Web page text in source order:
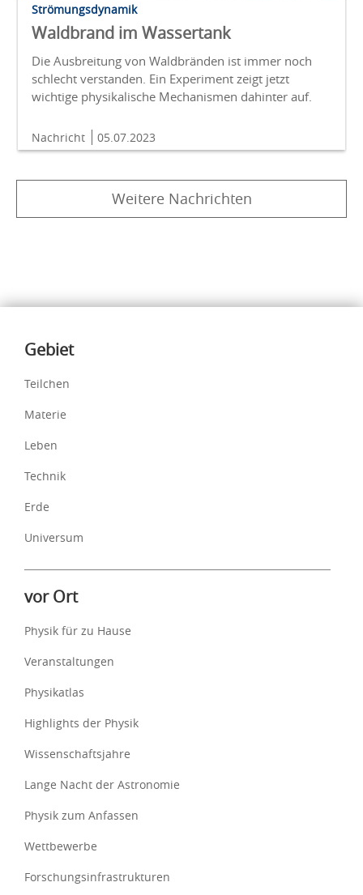
Strömungsdynamik
Waldbrand im Wassertank
Die Ausbreitung von Waldbränden ist immer noch
schlecht verstanden. Ein Experiment zeigt jetzt
wichtige physikalische Mechanismen dahinter auf.
Nachricht 05.07.2023
Weitere Nachrichten
Inhalte
Gebiet
Teilchen
Materie
Leben
Technik
Erde
Universum
vor Ort
Physik für zu Hause
Veranstaltungen
Physikatlas
Highlights der Physik
Wissenschaftsjahre
Lange Nacht der Astronomie
Physik zum Anfassen
Wettbewerbe
Forschungsinfrastrukturen